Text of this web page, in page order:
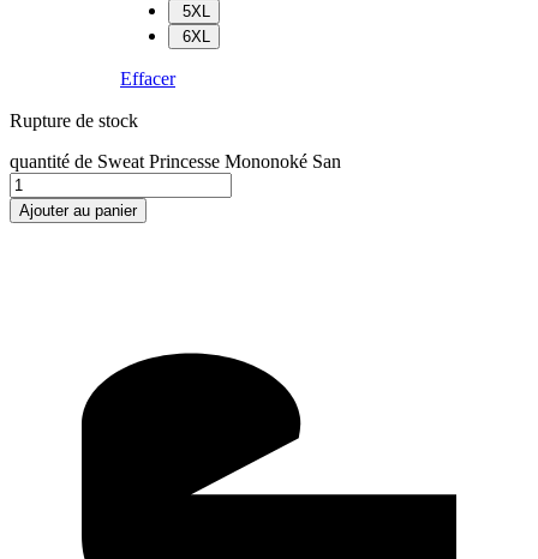
5XL
6XL
Effacer
Rupture de stock
quantité de Sweat Princesse Mononoké San
Ajouter au panier